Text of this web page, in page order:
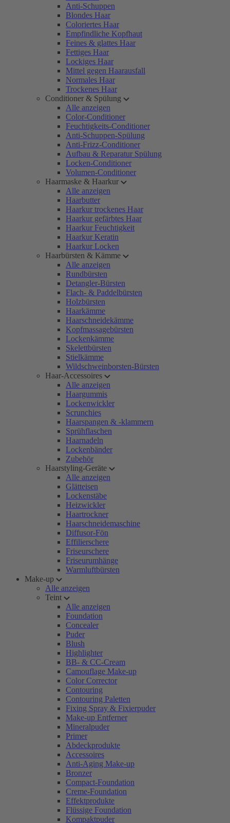
Anti-Schuppen
Blondes Haar
Coloriertes Haar
Empfindliche Kopfhaut
Feines & glattes Haar
Fettiges Haar
Lockiges Haar
Mittel gegen Haarausfall
Normales Haar
Trockenes Haar
Conditioner & Spülung
Alle anzeigen
Color-Conditioner
Feuchtigkeits-Conditioner
Anti-Schuppen-Spülung
Anti-Frizz-Conditioner
Aufbau & Reparatur Spülung
Locken-Conditioner
Volumen-Conditioner
Haarmaske & Haarkur
Alle anzeigen
Haarbutter
Haarkur trockenes Haar
Haarkur gefärbtes Haar
Haarkur Feuchtigkeit
Haarkur Keratin
Haarkur Locken
Haarbürsten & Kämme
Alle anzeigen
Rundbürsten
Detangler-Bürsten
Flach- & Paddelbürsten
Holzbürsten
Haarkämme
Haarschneidekämme
Kopfmassagebürsten
Lockenkämme
Skelettbürsten
Stielkämme
Wildschweinborsten-Bürsten
Haar-Accessoires
Alle anzeigen
Haargummis
Lockenwickler
Scrunchies
Haarspangen & -klammern
Sprühflaschen
Haarnadeln
Lockenbänder
Zubehör
Haarstyling-Geräte
Alle anzeigen
Glätteisen
Lockenstäbe
Heizwickler
Haartrockner
Haarschneidemaschine
Diffusor-Fön
Effilierschere
Friseurschere
Friseurumhänge
Warmluftbürsten
Make-up
Alle anzeigen
Teint
Alle anzeigen
Foundation
Concealer
Puder
Blush
Highlighter
BB- & CC-Cream
Camouflage Make-up
Color Corrector
Contouring
Contouring Paletten
Fixing Spray & Fixierpuder
Make-up Entferner
Mineralpuder
Primer
Abdeckprodukte
Accessoires
Anti-Aging Make-up
Bronzer
Compact-Foundation
Creme-Foundation
Effektprodukte
Flüssige Foundation
Kompaktpuder